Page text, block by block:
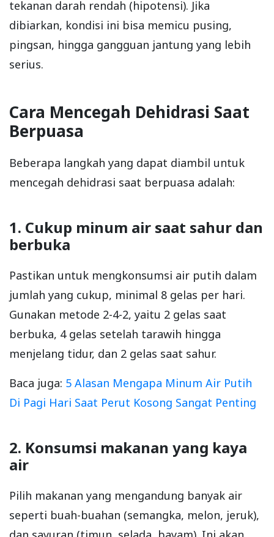
tekanan darah rendah (hipotensi). Jika
dibiarkan, kondisi ini bisa memicu pusing,
pingsan, hingga gangguan jantung yang lebih
serius.
Cara Mencegah Dehidrasi Saat
Berpuasa
Beberapa langkah yang dapat diambil untuk
mencegah dehidrasi saat berpuasa adalah:
1. Cukup minum air saat sahur dan
berbuka
Pastikan untuk mengkonsumsi air putih dalam
jumlah yang cukup, minimal 8 gelas per hari.
Gunakan metode 2-4-2, yaitu 2 gelas saat
berbuka, 4 gelas setelah tarawih hingga
menjelang tidur, dan 2 gelas saat sahur.
Baca juga: 5 Alasan Mengapa Minum Air Putih
Di Pagi Hari Saat Perut Kosong Sangat Penting
2. Konsumsi makanan yang kaya
air
Pilih makanan yang mengandung banyak air
seperti buah-buahan (semangka, melon, jeruk),